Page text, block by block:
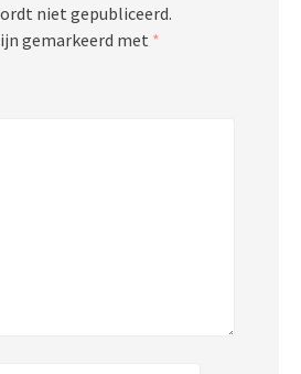
niet gepubliceerd.
gemarkeerd met *